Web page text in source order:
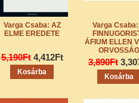
Varga Csaba: AZ
ELME EREDETE
5,190Ft 4,412Ft
Varga
ÁFIUM ELLEN
ORVOSSÁG
3,890Ft